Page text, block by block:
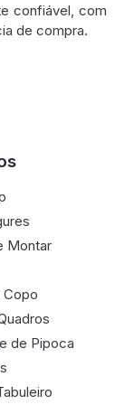
confiável, com
de compra.
Montar
Copo
de Pipoca